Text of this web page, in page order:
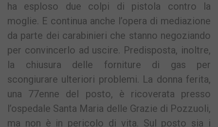
ha esploso due colpi di pistola contro la
moglie. E continua anche l’opera di mediazione
da parte dei carabinieri che stanno negoziando
per convincerlo ad uscire. Predisposta, inoltre,
la chiusura delle forniture di gas per
scongiurare ulteriori problemi. La donna ferita,
una 77enne del posto, è ricoverata presso
l’ospedale Santa Maria delle Grazie di Pozzuoli,
ma non è in pericolo di vita. Sul posto sia i